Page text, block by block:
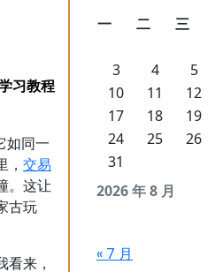
如同一
， 交易
。这让
古玩
看来，
2026 年 8 月
一 二 三
3
4 5
10
11 12
17
18 19
24
25 26
31
« 7 月